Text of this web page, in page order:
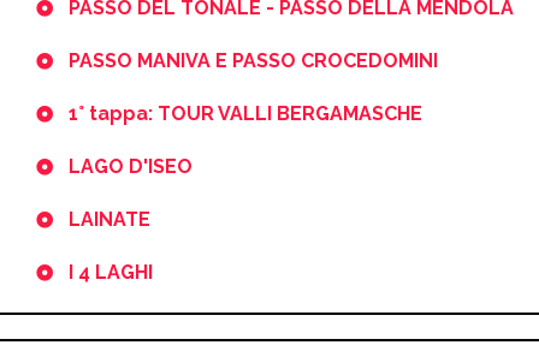
PASSO DEL TONALE - PASSO DELLA MENDOLA
PASSO MANIVA E PASSO CROCEDOMINI
1° tappa: TOUR VALLI BERGAMASCHE
LAGO D'ISEO
LAINATE
I 4 LAGHI